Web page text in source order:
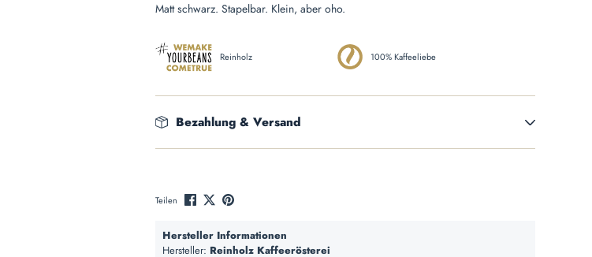
Matt schwarz. Stapelbar. Klein, aber oho.
Reinholz 100% Kaffeeliebe
Bezahlung & Versand
Teilen
Hersteller Informationen
Hersteller: Reinholz Kaffeerösterei